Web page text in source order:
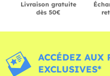
Livraison gratuite
dès 50€
ACCÉDEZ AUX
EXCLUSIVES*